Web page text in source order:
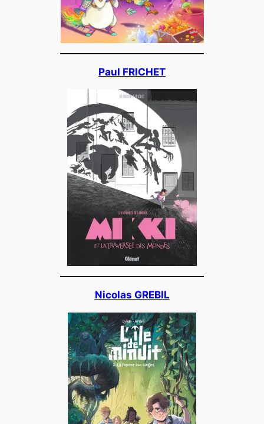
Paul FRICHET
Nicolas GREBIL